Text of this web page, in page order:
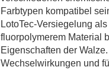
Farbtypen kompatibel
LotoTec-Versiegelung
fluorpolymerem Material
Eigenschaften der
Wechselwirkungen und